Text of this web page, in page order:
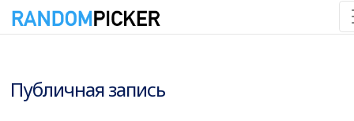
Публичная запись